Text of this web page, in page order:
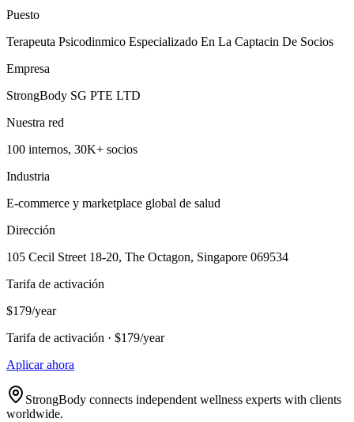
Puesto
Terapeuta Psicodinmico Especializado En La Captacin De Socios
Empresa
StrongBody SG PTE LTD
Nuestra red
100 internos, 30K+ socios
Industria
E-commerce y marketplace global de salud
Dirección
105 Cecil Street 18-20, The Octagon, Singapore 069534
Tarifa de activación
$179/year
Tarifa de activación · $179/year
Aplicar ahora
StrongBody connects independent wellness experts with clients
worldwide.